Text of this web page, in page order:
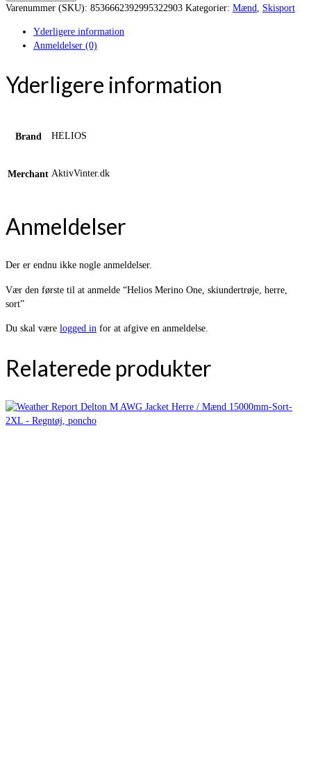
Varenummer (SKU): 8536662392995322903 Kategorier: Mænd Skisport
Yderligere information
Anmeldelser (0)
Yderligere information
Brand HELIOS
Merchant AktivVinter.dk
Anmeldelser
Der er endnu ikke nogle anmeldelser.
Vær den første til at anmelde “Helios Merino One, skiundertrøje, herre,
sort”
Du skal være logged in for at afgive en anmeldelse.
Relaterede produkter